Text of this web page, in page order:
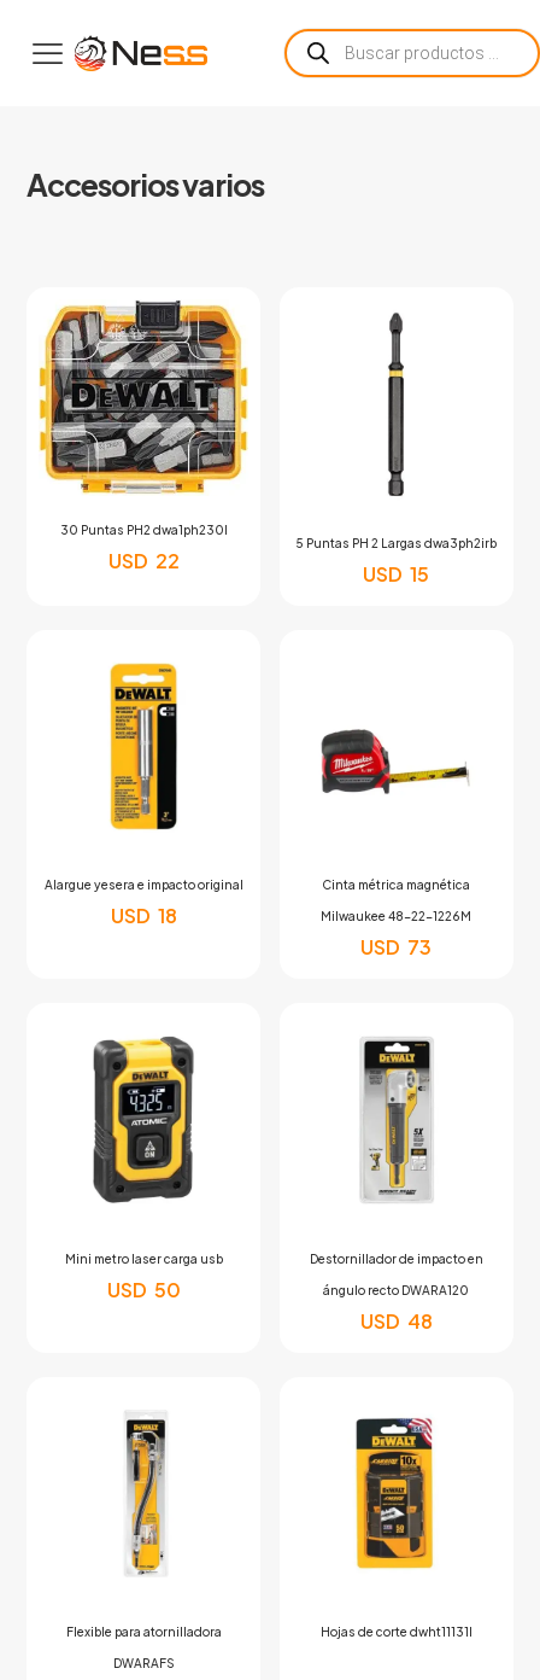
Búsqueda
de
productos
Accesorios varios
30 Puntas PH2 dwa1ph230l
USD 22
5 Puntas PH 2 Largas dwa3ph2irb
USD 15
Alargue yesera e impacto original
USD 18
Cinta métrica magnética
Milwaukee 48-22-1226M
USD 73
Mini metro laser carga usb
USD 50
Destornillador de impacto en
ángulo recto DWARA120
USD 48
Flexible para atornilladora
DWARAFS
Hojas de corte dwht11131l